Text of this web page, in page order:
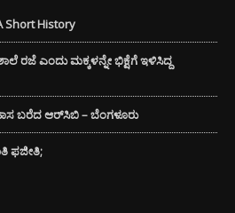
Short History
ರಜೆ ಎಂದು ಮಕ್ಕಳನ್ನೇ ಭಿಕ್ಷೆಗೆ ಇಳಿಸಿದ್ದ
ಬರೆದ ಆರ್‌ಸಿಬಿ – ಬೆಂಗಳೂರು
ಫಜೀತಿ;